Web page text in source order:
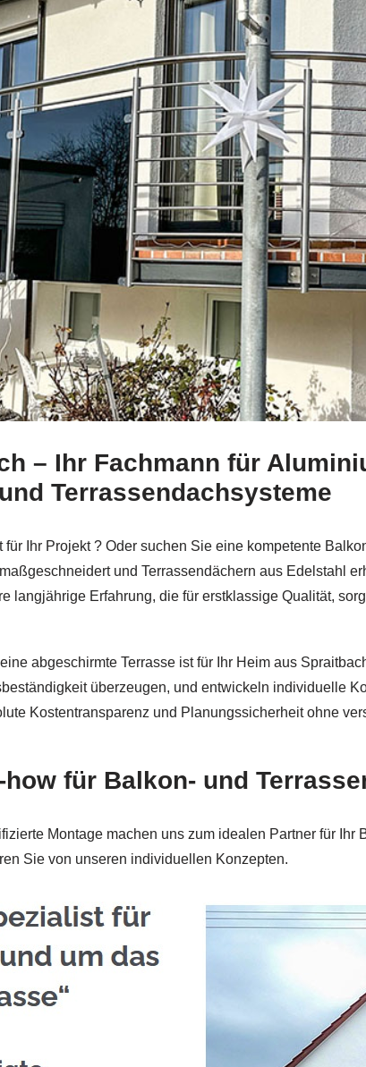
oder ✓Edelstahl Terrassendach,
– Ihr Fachmann für
Terrassendachsysteme
Ihr Projekt ? Oder suchen Sie eine kompetente
und Terrassendächern aus Edelstahl
langjährige Erfahrung, die für erstklassige Qualität,
abgeschirmte Terrasse ist für Ihr Heim aus
überzeugen, und entwickeln individuelle
Kostentransparenz und Planungssicherheit ohne
für Balkon- und
Montage machen uns zum idealen Partner für Ihr
Sie von unseren individuellen Konzepten.